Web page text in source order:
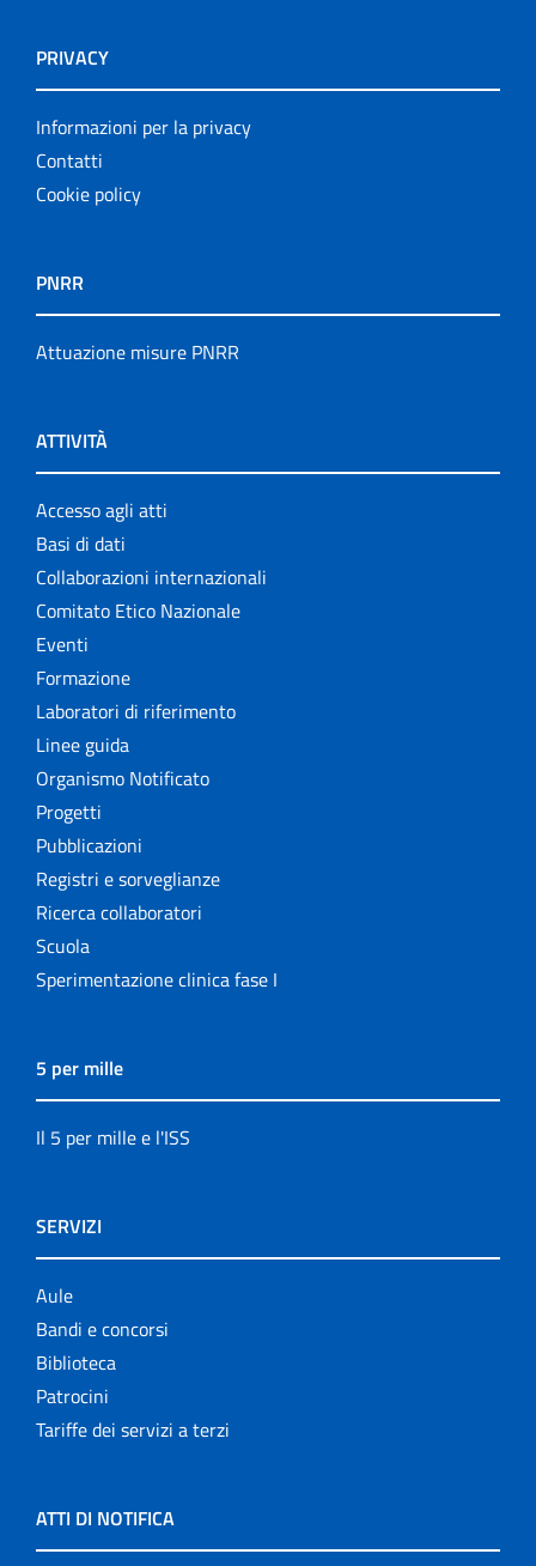
PRIVACY
Informazioni per la privacy
Contatti
Cookie policy
PNRR
Attuazione misure PNRR
ATTIVITÀ
Accesso agli atti
Basi di dati
Collaborazioni internazionali
Comitato Etico Nazionale
Eventi
Formazione
Laboratori di riferimento
Linee guida
Organismo Notificato
Progetti
Pubblicazioni
Registri e sorveglianze
Ricerca collaboratori
Scuola
Sperimentazione clinica fase I
5 per mille
Il 5 per mille e l'ISS
SERVIZI
Aule
Bandi e concorsi
Biblioteca
Patrocini
Tariffe dei servizi a terzi
ATTI DI NOTIFICA